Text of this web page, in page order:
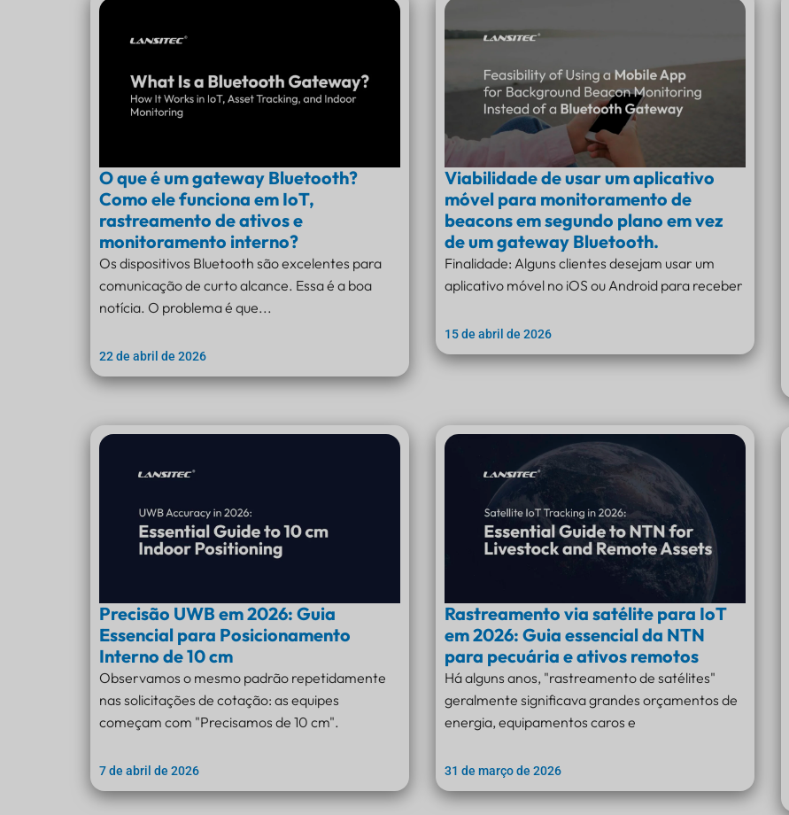
O que é um gateway Bluetooth?
Como ele funciona em IoT,
rastreamento de ativos e
monitoramento interno?
Os dispositivos Bluetooth são excelentes para
comunicação de curto alcance. Essa é a boa
notícia. O problema é que...
22 de abril de 2026
Viabilidade de usar um aplicativo
móvel para monitoramento de
beacons em segundo plano em vez
de um gateway Bluetooth.
Finalidade: Alguns clientes desejam usar um
aplicativo móvel no iOS ou Android para receber
15 de abril de 2026
Precisão UWB em 2026: Guia
Essencial para Posicionamento
Interno de 10 cm
Observamos o mesmo padrão repetidamente
nas solicitações de cotação: as equipes
começam com "Precisamos de 10 cm".
7 de abril de 2026
Rastreamento via satélite para IoT
em 2026: Guia essencial da NTN
para pecuária e ativos remotos
Há alguns anos, "rastreamento de satélites"
geralmente significava grandes orçamentos de
energia, equipamentos caros e
31 de março de 2026